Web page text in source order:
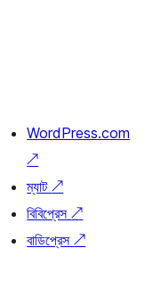
WordPress.com
↗
ম্যাট↗
বিবিপ্রেস↗
বাডিপ্রেস↗